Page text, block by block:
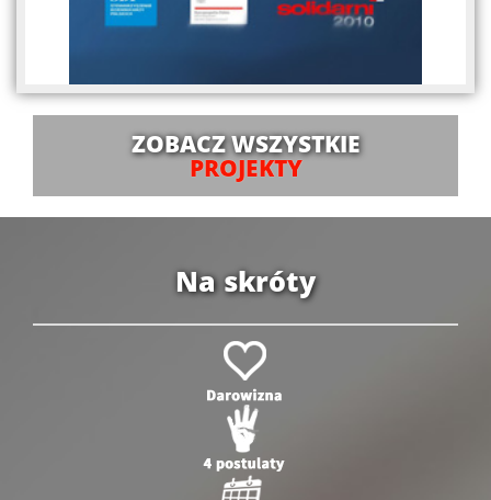
ZOBACZ WSZYSTKIE
PROJEKTY
Na skróty